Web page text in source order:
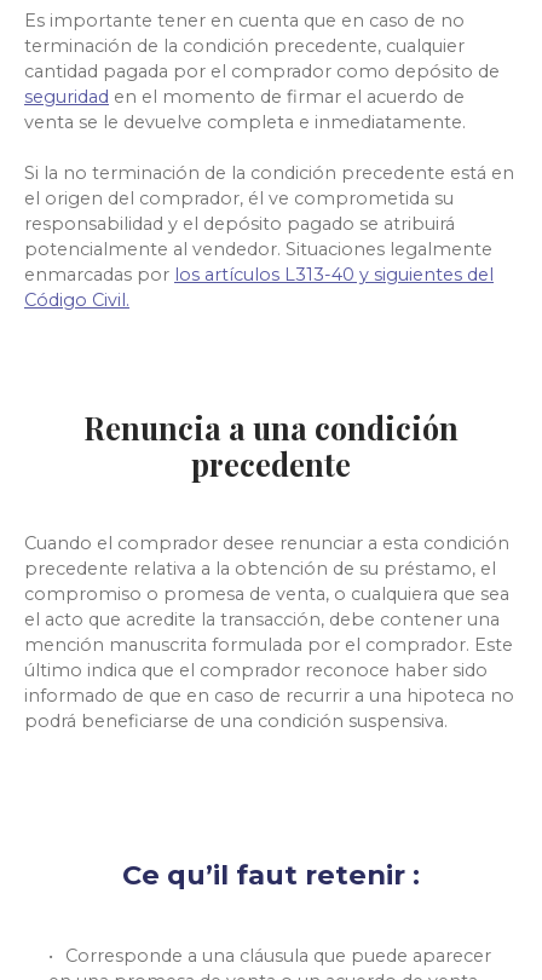
Es importante tener en cuenta que en caso de no
terminación de la condición precedente, cualquier
cantidad pagada por el comprador como depósito de
seguridad en el momento de firmar el acuerdo de
venta se le devuelve completa e inmediatamente.
Si la no terminación de la condición precedente está en
el origen del comprador, él ve comprometida su
responsabilidad y el depósito pagado se atribuirá
potencialmente al vendedor. Situaciones legalmente
enmarcadas por los artículos L313-40 y siguientes del
Código Civil.
Renuncia a una condición
precedente
Cuando el comprador desee renunciar a esta condición
precedente relativa a la obtención de su préstamo, el
compromiso o promesa de venta, o cualquiera que sea
el acto que acredite la transacción, debe contener una
mención manuscrita formulada por el comprador. Este
último indica que el comprador reconoce haber sido
informado de que en caso de recurrir a una hipoteca no
podrá beneficiarse de una condición suspensiva.
Ce qu’il faut retenir :
Corresponde a una cláusula que puede aparecer